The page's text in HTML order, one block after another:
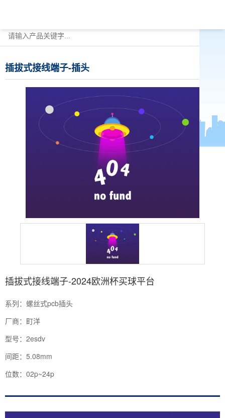
插拔式接线端子-插头
插拔式接线端子-2024欧洲杯买球平台
系列：螺丝式pcb插头
厂商：町洋
型号：2esdv
间距：5.08mm
位数：02p~24p